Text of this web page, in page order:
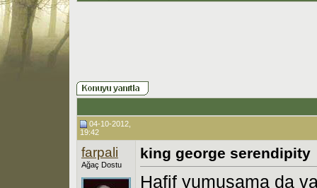
04-10-2012,
19:42
farpali
Ağaç Dostu
king george serendipity
Hafif yumuşama da